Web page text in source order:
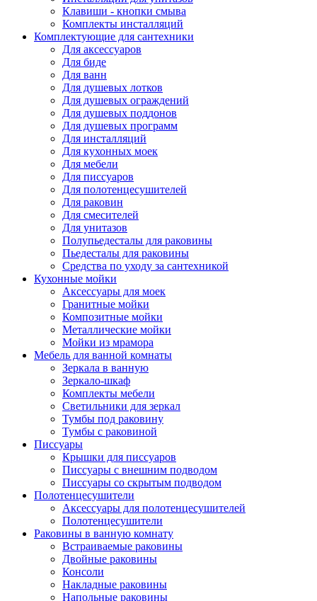
Клавиши - кнопки смыва
Комплекты инсталляций
Комплектующие для сантехники
Для аксессуаров
Для биде
Для ванн
Для душевых лотков
Для душевых ограждений
Для душевых поддонов
Для душевых программ
Для инсталляций
Для кухонных моек
Для мебели
Для писсуаров
Для полотенцесушителей
Для раковин
Для смесителей
Для унитазов
Полупьедесталы для раковины
Пьедесталы для раковины
Средства по уходу за сантехникой
Кухонные мойки
Аксессуары для моек
Гранитные мойки
Композитные мойки
Металлические мойки
Мойки из мрамора
Мебель для ванной комнаты
Зеркала в ванную
Зеркало-шкаф
Комплекты мебели
Светильники для зеркал
Тумбы под раковину
Тумбы с раковиной
Писсуары
Крышки для писсуаров
Писсуары с внешним подводом
Писсуары со скрытым подводом
Полотенцесушители
Аксессуары для полотенцесушителей
Полотенцесушители
Раковины в ванную комнату
Встраиваемые раковины
Двойные раковины
Консоли
Накладные раковины
Напольные раковины